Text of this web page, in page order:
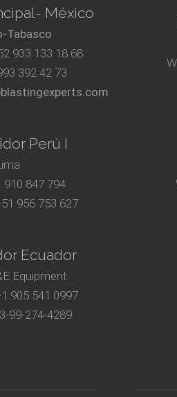
México
Tabasco
933 133 18 68
392 42 73
Perú I
910 847 794‬
956 753 627
Ecuador
Equipment
905 541 0997
99-274-4289